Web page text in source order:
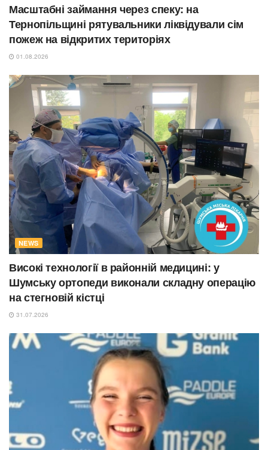
Масштабні займання через спеку: на
Тернопільщині рятувальники ліквідували сім
пожеж на відкритих територіях
01.08.2026
NEWS
Високі технології в районній медицині: у
Шумську ортопеди виконали складну операцію
на стегновій кістці
31.07.2026